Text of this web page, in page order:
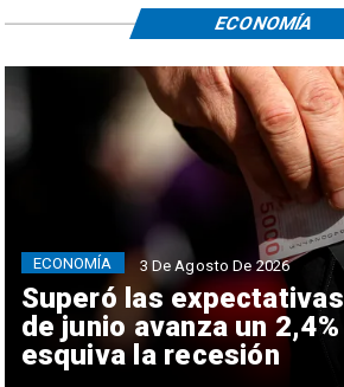
Superó las
de junio avanza un
esquiva la recesión
ECONOMÍA 3 De Agosto De 2026
ECONOMÍA